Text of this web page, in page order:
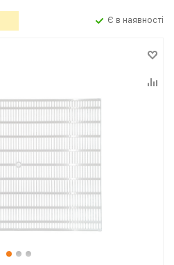
Є в наявності